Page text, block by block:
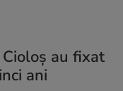
au fixat
ani